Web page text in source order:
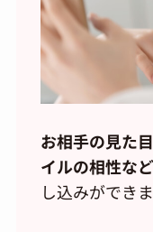
お相手の見た
イルの相性など
し込みができま